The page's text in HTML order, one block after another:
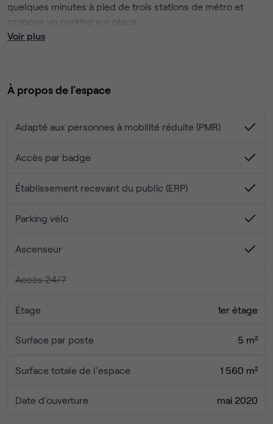
quelques minutes à pied de trois stations de métro et
propose un parking sur place.
Les larges baies vitrées et les toits-terrasses de
explorez les nombreux restaurants à proximité ou
le parc de la Tête d'Or.
Voir plus
À propos de l'espace
Adapté aux personnes à mobilité réduite (PMR)
Accès par badge
Établissement recevant du public (ERP)
Parking vélo
Ascenseur
Accès 24/7
Étage 1er étage
Surface par poste 5 m²
Surface totale de l'espace 1 560 m²
Date d'ouverture mai 2020